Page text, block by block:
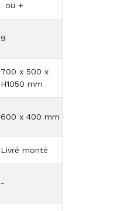
ou +
9
700 x 500 x
H1050 mm
600 x 400 mm
Livré monté
-